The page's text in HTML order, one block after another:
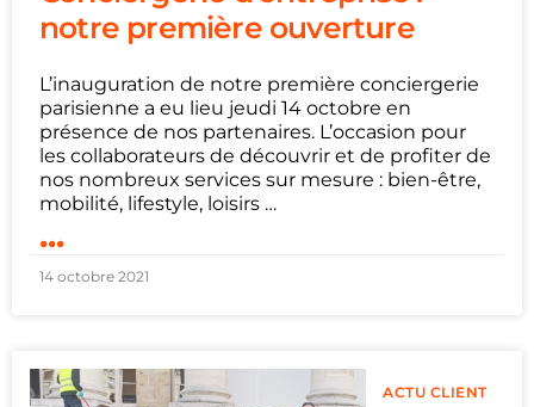
notre première ouverture
L’inauguration de notre première conciergerie
parisienne a eu lieu jeudi 14 octobre en
présence de nos partenaires. L’occasion pour
les collaborateurs de découvrir et de profiter de
nos nombreux services sur mesure : bien-être,
mobilité, lifestyle, loisirs …
...
14 octobre 2021
ACTU CLIENT